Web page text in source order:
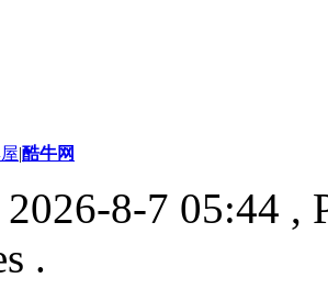
|酷牛网
8-7 05:44 ,
.